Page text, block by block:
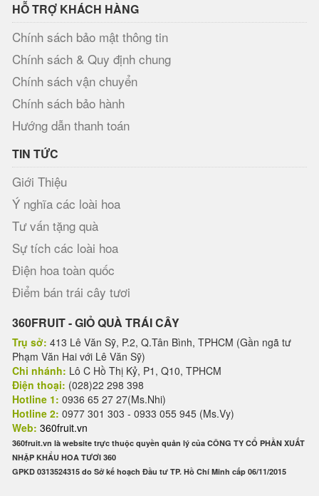
HỖ TRỢ KHÁCH HÀNG
Chính sách bảo mật thông tin
Chính sách & Quy định chung
Chính sách vận chuyển
Chính sách bảo hành
Hướng dẫn thanh toán
TIN TỨC
Giới Thiệu
Ý nghĩa các loài hoa
Tư vấn tặng quà
Sự tích các loài hoa
Điện hoa toàn quốc
Điểm bán trái cây tươi
360FRUIT - GIỎ QUÀ TRÁI CÂY
Trụ sở: 413 Lê Văn Sỹ, P.2, Q.Tân Bình, TPHCM (Gần ngã tư
Phạm Văn Hai với Lê Văn Sỹ)
Chi nhánh: Lô C Hồ Thị Kỷ, P1, Q10, TPHCM
Điện thoại: (028)22 298 398
Hotline 1: 0936 65 27 27(Ms.Nhi)
Hotline 2: 0977 301 303 - 0933 055 945 (Ms.Vy)
Web: 360fruit.vn
360fruit.vn là website trực thuộc quyền quản lý của CÔNG TY CỔ PHẦN XUẤT
NHẬP KHẨU HOA TƯƠI 360
GPKD 0313524315 do Sở kế hoạch Đầu tư TP. Hồ Chí Minh cấp 06/11/2015